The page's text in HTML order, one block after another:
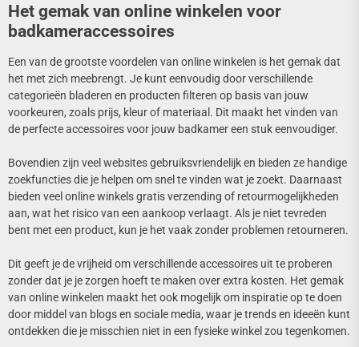
Het gemak van online winkelen voor
badkameraccessoires
Een van de grootste voordelen van online winkelen is het gemak dat
het met zich meebrengt. Je kunt eenvoudig door verschillende
categorieën bladeren en producten filteren op basis van jouw
voorkeuren, zoals prijs, kleur of materiaal. Dit maakt het vinden van
de perfecte accessoires voor jouw badkamer een stuk eenvoudiger.
Bovendien zijn veel websites gebruiksvriendelijk en bieden ze handige
zoekfuncties die je helpen om snel te vinden wat je zoekt. Daarnaast
bieden veel online winkels gratis verzending of retourmogelijkheden
aan, wat het risico van een aankoop verlaagt. Als je niet tevreden
bent met een product, kun je het vaak zonder problemen retourneren.
Dit geeft je de vrijheid om verschillende accessoires uit te proberen
zonder dat je je zorgen hoeft te maken over extra kosten. Het gemak
van online winkelen maakt het ook mogelijk om inspiratie op te doen
door middel van blogs en sociale media, waar je trends en ideeën kunt
ontdekken die je misschien niet in een fysieke winkel zou tegenkomen.